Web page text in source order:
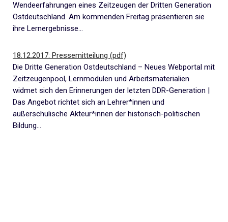
Wendeerfahrungen eines Zeitzeugen der Dritten Generation
Ostdeutschland. Am kommenden Freitag präsentieren sie
ihre Lernergebnisse…
18.12.2017: Pressemitteilung (pdf)
Die Dritte Generation Ostdeutschland – Neues Webportal mit
Zeitzeugenpool, Lernmodulen und Arbeitsmaterialien
widmet sich den Erinnerungen der letzten DDR-Generation |
Das Angebot richtet sich an Lehrer*innen und
außerschulische Akteur*innen der historisch-politischen
Bildung…